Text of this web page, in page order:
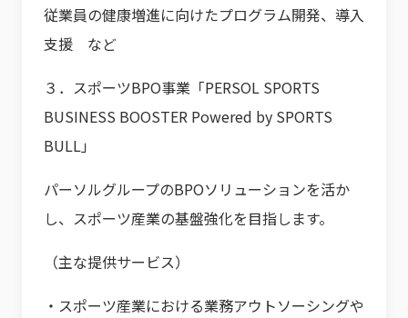
従業員の健康増進に向けたプログラム開発、導入
支援 など
３．スポーツBPO事業「PERSOL SPORTS
BUSINESS BOOSTER Powered by SPORTS
BULL」
パーソルグループのBPOソリューションを活か
し、スポーツ産業の基盤強化を目指します。
（主な提供サービス）
・スポーツ産業における業務アウトソーシングや